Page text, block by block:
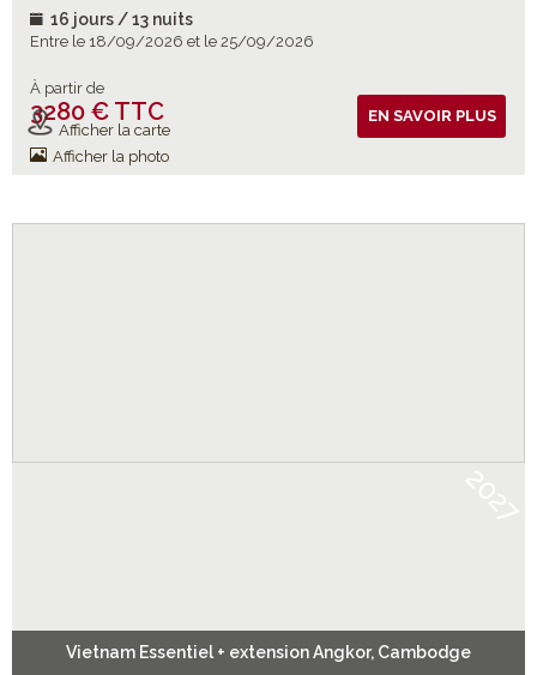
16 jours / 13 nuits
Entre le 18/09/2026 et le 25/09/2026
À partir de
3280 € TTC
Vols inclus
Afficher la carte
Afficher la photo
EN SAVOIR PLUS
Vietnam Essentiel + extension Angkor, Cambodge